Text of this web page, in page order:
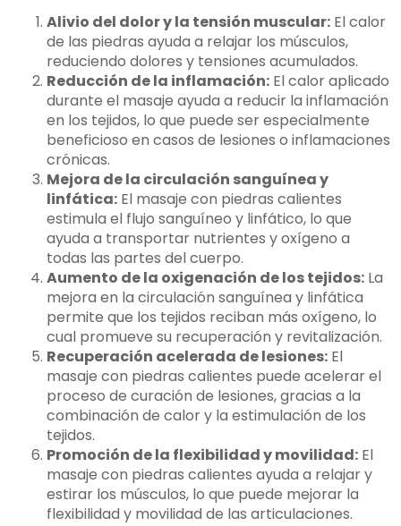
Alivio del dolor y la tensión muscular: El calor
de las piedras ayuda a relajar los músculos,
reduciendo dolores y tensiones acumulados.
Reducción de la inflamación: El calor aplicado
durante el masaje ayuda a reducir la inflamación
en los tejidos, lo que puede ser especialmente
beneficioso en casos de lesiones o inflamaciones
crónicas.
Mejora de la circulación sanguínea y
linfática: El masaje con piedras calientes
estimula el flujo sanguíneo y linfático, lo que
ayuda a transportar nutrientes y oxígeno a
todas las partes del cuerpo.
Aumento de la oxigenación de los tejidos: La
mejora en la circulación sanguínea y linfática
permite que los tejidos reciban más oxígeno, lo
cual promueve su recuperación y revitalización.
Recuperación acelerada de lesiones: El
masaje con piedras calientes puede acelerar el
proceso de curación de lesiones, gracias a la
combinación de calor y la estimulación de los
tejidos.
Promoción de la flexibilidad y movilidad: El
masaje con piedras calientes ayuda a relajar y
estirar los músculos, lo que puede mejorar la
flexibilidad y movilidad de las articulaciones.